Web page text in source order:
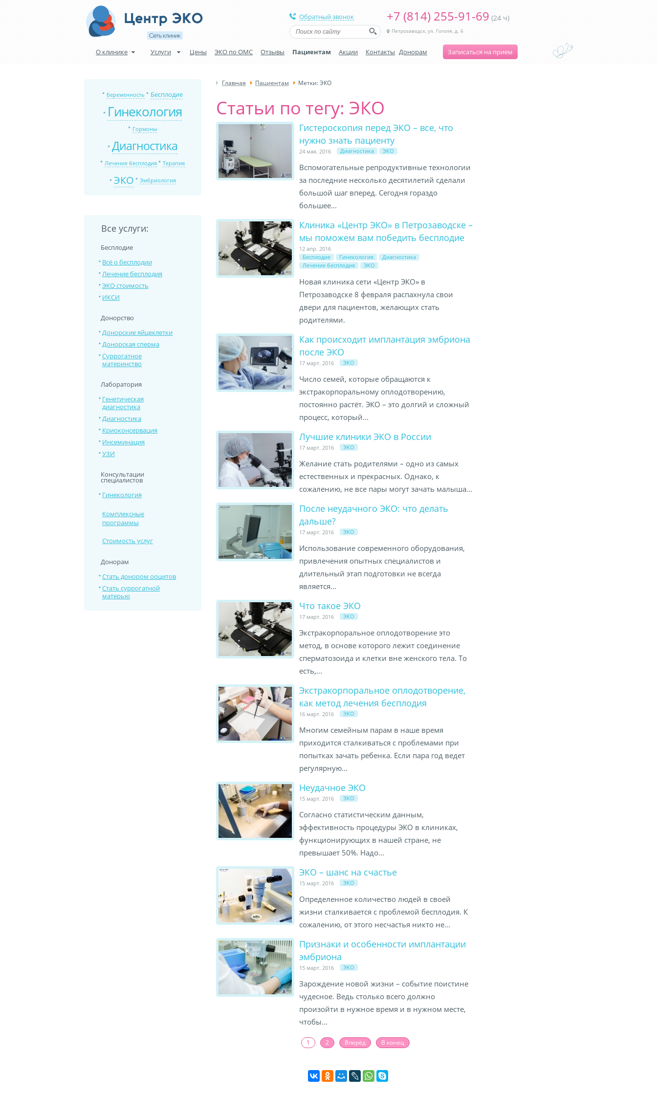
+7 (814) 255-91-69 (24 ч)
Петрозаводск, ул. Гоголя, д. 6
Обратный звонок
О клинике Услуги Цены ЭКО по ОМС Отзывы Пациентам Акции Контакты Донорам Записаться на прием
Беременность Бесплодие
Гинекология
Гормоны
Диагностика
Лечение бесплодия Терапия
ЭКО Эмбриология
Все услуги:
Бесплодие
Всё о бесплодии
Лечение бесплодия
ЭКО стоимость
ИКСИ
Донорство
Донорские яйцеклетки
Донорская сперма
Суррогатное
материнство
Лаборатория
Генетическая
диагностика
Диагностика
Криоконсервация
Инсеминация
УЗИ
Консультации
специалистов
Гинекология
Комплексные
программы
Стоимость услуг
Донорам
Стать донором ооцитов
Стать суррогатной
матерью
Главная Пациентам Метки: ЭКО
Статьи по тегу: ЭКО
Гистероскопия перед ЭКО – все, что
нужно знать пациенту
24 мая. 2016 Диагностика ЭКО
Вспомогательные репродуктивные технологии
за последние несколько десятилетий сделали
большой шаг вперед. Сегодня гораздо
большее...
Клиника «Центр ЭКО» в Петрозаводске –
мы поможем вам победить бесплодие
12 апр. 2016
Бесплодие
Гинекология
Диагностика
Лечение бесплодия
ЭКО
Новая клиника сети «Центр ЭКО» в
Петрозаводске 8 февраля распахнула свои
двери для пациентов, желающих стать
родителями.
Как происходит имплантация эмбриона
после ЭКО
17 март. 2016 ЭКО
Число семей, которые обращаются к
экстракорпоральному оплодотворению,
постоянно растёт. ЭКО – это долгий и сложный
процесс, который...
Лучшие клиники ЭКО в России
17 март. 2016 ЭКО
Желание стать родителями – одно из самых
естественных и прекрасных. Однако, к
сожалению, не все пары могут зачать малыша...
После неудачного ЭКО: что делать
дальше?
17 март. 2016 ЭКО
Использование современного оборудования,
привлечения опытных специалистов и
длительный этап подготовки не всегда
является...
Что такое ЭКО
17 март. 2016 ЭКО
Экстракорпоральное оплодотворение это
метод, в основе которого лежит соединение
сперматозоида и клетки вне женского тела. То
есть,...
Экстракорпоральное оплодотворение,
как метод лечения бесплодия
16 март. 2016 ЭКО
Многим семейным парам в наше время
приходится сталкиваться с проблемами при
попытках зачать ребенка. Если пара год ведет
регулярную...
Неудачное ЭКО
15 март. 2016 ЭКО
Согласно статистическим данным,
эффективность процедуры ЭКО в клиниках,
функционирующих в нашей стране, не
превышает 50%. Надо...
ЭКО – шанс на счастье
15 март. 2016 ЭКО
Определенное количество людей в своей
жизни сталкивается с проблемой бесплодия. К
сожалению, от этого несчастья никто не...
Признаки и особенности имплантации
эмбриона
15 март. 2016 ЭКО
Зарождение новой жизни – событие поистине
чудесное. Ведь столько всего должно
произойти в нужное время и в нужном месте,
чтобы...
1 2 Вперёд В конец